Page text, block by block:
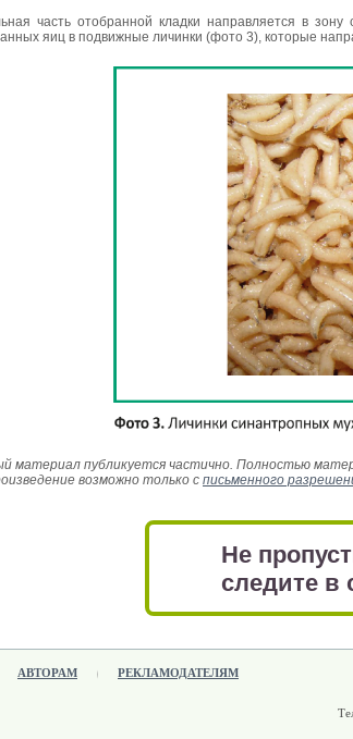
часть отобранной кладки направляется в
яиц в подвижные личинки (фото 3), которые
материал публикуется частично. Полностью
возможно только с письменного
Не
следите в
АВТОРАМ РЕКЛАМОДАТЕЛЯМ